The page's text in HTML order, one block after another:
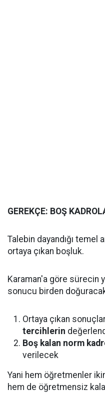
GEREKÇE: BOŞ
Talebin dayandığı
ortaya çıkan boşluk.
Karaman'a göre sürecin
sonucu birden
Ortaya çıkan
tercihlerin
Boş kalan norm
verilecek
Yani hem öğretmenler
hem de öğretmensiz